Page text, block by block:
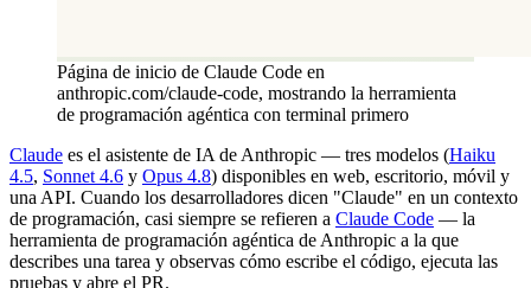
Página de inicio de Claude Code en
anthropic.com/claude-code, mostrando la herramienta
de programación agéntica con terminal primero
Claude es el asistente de IA de Anthropic — tres modelos (Haiku
4.5, Sonnet 4.6 y Opus 4.8) disponibles en web, escritorio, móvil y
una API. Cuando los desarrolladores dicen "Claude" en un contexto
de programación, casi siempre se refieren a Claude Code — la
herramienta de programación agéntica de Anthropic a la que
describes una tarea y observas cómo escribe el código, ejecuta las
pruebas y abre el PR.